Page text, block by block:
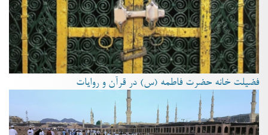
فضیلت خانه حضرت فاطمه (س) در قرآن و روایات